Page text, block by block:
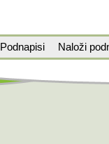
Podnapisi Naloži